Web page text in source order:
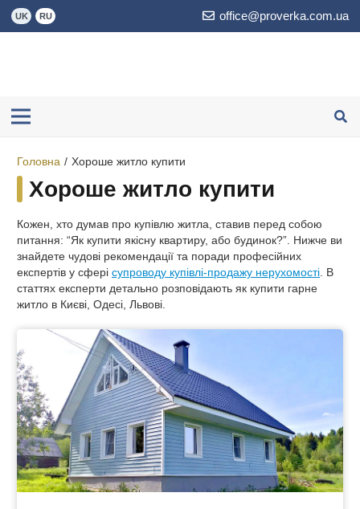
UK RU office@proverka.com.ua
Головна / Хороше житло купити
Хороше житло купити
Кожен, хто думав про купівлю житла, ставив перед собою
питання: “Як купити якісну квартиру, або будинок?”. Нижче ви
знайдете чудові рекомендації та поради професійних
експертів у сфері супроводу купівлі-продажу нерухомості . В
статтях експерти детально розповідають як купити гарне
житло в Києві, Одесі, Львові.